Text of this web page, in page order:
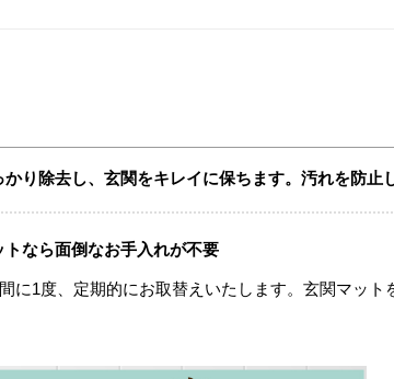
り除去し、玄関をキレイに保ちます。汚れを防止
トなら面倒なお手入れが不要
に1度、定期的にお取替えいたします。玄関マッ